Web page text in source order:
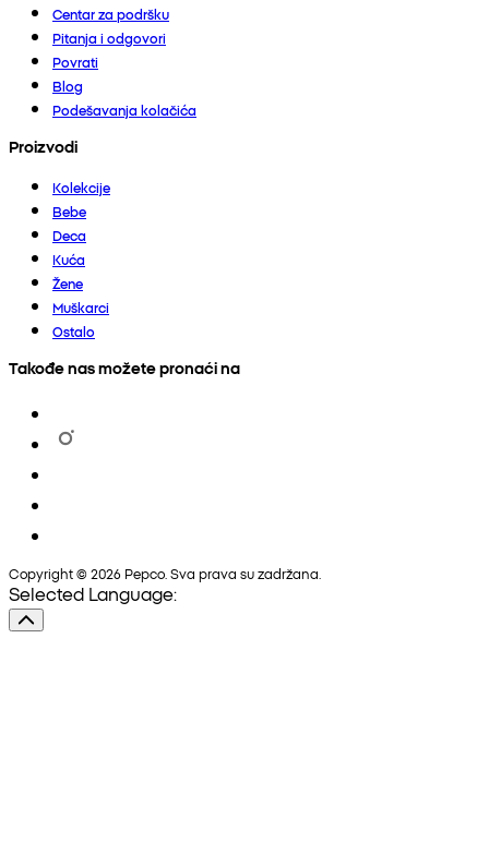
Centar za podršku
Pitanja i odgovori
Povrati
Blog
Podešavanja kolačića
Proizvodi
Kolekcije
Bebe
Deca
Kuća
Žene
Muškarci
Ostalo
Takođe nas možete pronaći na
Copyright © 2026 Pepco. Sva prava su zadržana.
Selected Language: